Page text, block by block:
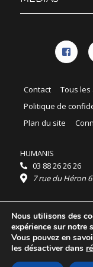
Contact Tous les
Politique de
Plan du site
HUMANIS
03 88 26 26 26
7 rue du Héron
Horaires :
HUMANIS : du
Ordidocaz : du lundi
© 2025 HUMANIS, tous
Nous utilisons des
expérience sur notre
Vous pouvez en
les désactiver dans